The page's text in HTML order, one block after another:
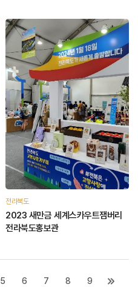
전라북도
2023 새만금 세계스카우트잼버리
전라북도홍보관
5 6 7 8 9